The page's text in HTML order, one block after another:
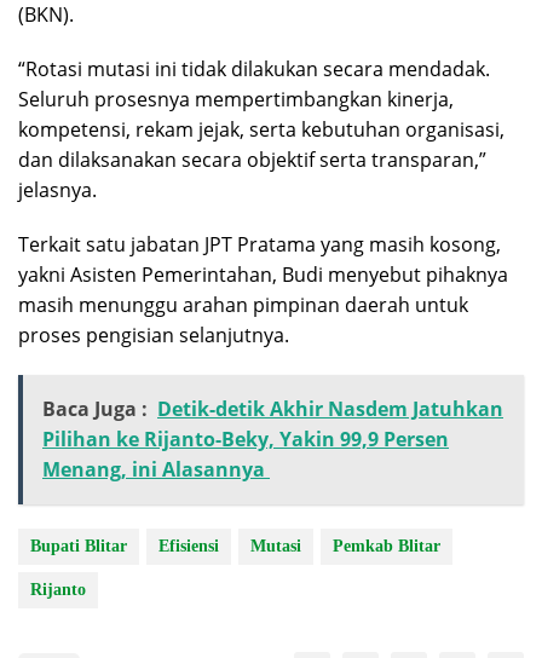
(BKN).
“Rotasi mutasi ini tidak dilakukan secara mendadak.
Seluruh prosesnya mempertimbangkan kinerja,
kompetensi, rekam jejak, serta kebutuhan organisasi,
dan dilaksanakan secara objektif serta transparan,”
jelasnya.
Terkait satu jabatan JPT Pratama yang masih kosong,
yakni Asisten Pemerintahan, Budi menyebut pihaknya
masih menunggu arahan pimpinan daerah untuk
proses pengisian selanjutnya.
Baca Juga : Detik-detik Akhir Nasdem Jatuhkan
Pilihan ke Rijanto-Beky, Yakin 99,9 Persen
Menang, ini Alasannya
Bupati Blitar Efisiensi Mutasi Pemkab Blitar
Rijanto